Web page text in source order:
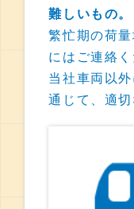
難しいもの。
繁忙期の荷
にはご連絡く
当社車両以
通じて、適